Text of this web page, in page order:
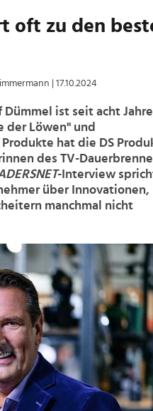
oft zu den
| 17.10.2024
ist seit acht
der Löwen" und
hat die DS
des TV-
-Interview
über Innovationen,
manchmal nicht